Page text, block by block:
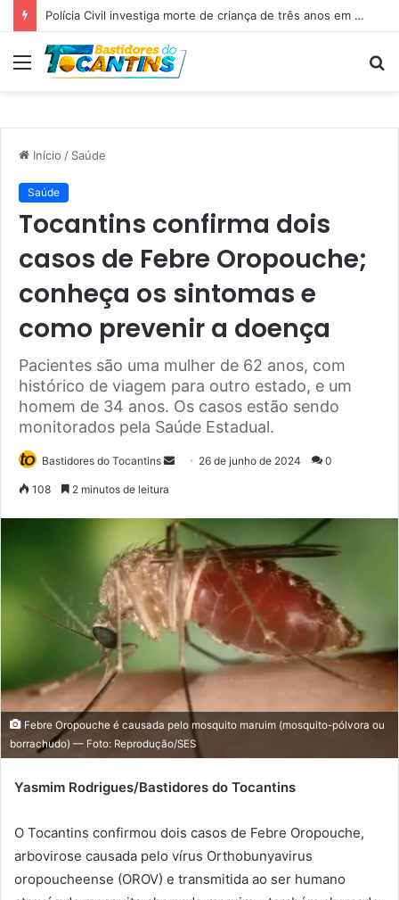
Polícia Civil investiga morte de criança de três anos em Palmas; pai é suspeito de agressão
Menu
Início / Saúde
Saúde
Tocantins confirma dois
casos de Febre Oropouche;
conheça os sintomas e
como prevenir a doença
Pacientes são uma mulher de 62 anos, com
histórico de viagem para outro estado, e um
homem de 34 anos. Os casos estão sendo
monitorados pela Saúde Estadual.
Bastidores do Tocantins
d
e
m
e
-
a
i
26 de junho de 2024 0
108 2 minutos de leitura
Febre Oropouche é causada pelo mosquito maruim (mosquito-pólvora ou
borrachudo) — Foto: Reprodução/SES
Yasmim Rodrigues/Bastidores do Tocantins
O Tocantins confirmou dois casos de Febre Oropouche,
arbovirose causada pelo vírus Orthobunyavirus
oropoucheense (OROV) e transmitida ao ser humano